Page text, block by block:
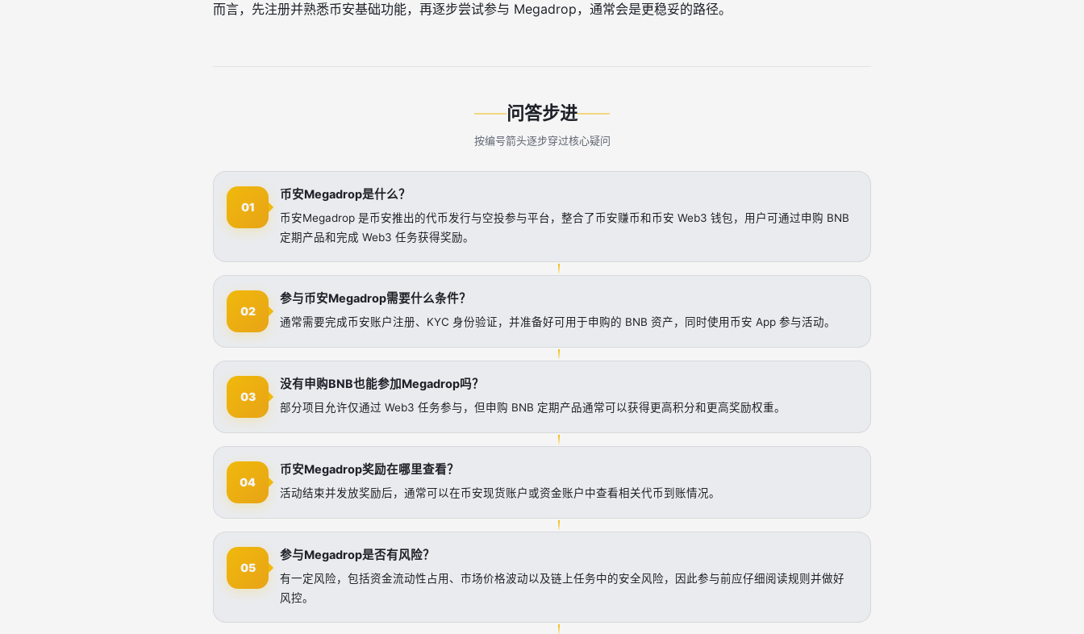
而言，先注册并熟悉币安基础功能，再逐步尝试参与 Megadrop，通常会是更稳妥的路径。
问答步进
按编号箭头逐步穿过核心疑问
01
币安Megadrop是什么？
币安Megadrop 是币安推出的代币发行与空投参与平台，整合了币安赚币和币安 Web3 钱包，用户可通过申购 BNB
定期产品和完成 Web3 任务获得奖励。
02
参与币安Megadrop需要什么条件？
通常需要完成币安账户注册、KYC 身份验证，并准备好可用于申购的 BNB 资产，同时使用币安 App 参与活动。
03
没有申购BNB也能参加Megadrop吗？
部分项目允许仅通过 Web3 任务参与，但申购 BNB 定期产品通常可以获得更高积分和更高奖励权重。
04
币安Megadrop奖励在哪里查看？
活动结束并发放奖励后，通常可以在币安现货账户或资金账户中查看相关代币到账情况。
05
参与Megadrop是否有风险？
有一定风险，包括资金流动性占用、市场价格波动以及链上任务中的安全风险，因此参与前应仔细阅读规则并做好
风控。